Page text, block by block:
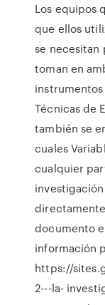
Los equipos
que ellos
se necesitan
toman en
Técnicas de
también se
cuales
cualquier
documento
información
https://
2---la-